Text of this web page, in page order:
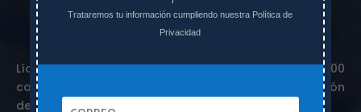
Líderes en movilidad sostenible, más de 1.000
colaboradores trabajando día a día en la prestación
de un servicio de calidad.
Trataremos tu información cumpliendo nuestra Política de
Privacidad